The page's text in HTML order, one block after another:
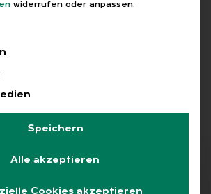
mit dem
„Am­pel-Aus“
lesen
widerrufen oder anpassen.
der Service-Gruppen, für
Speichern
Alle akzeptieren
Cookies akzeptieren